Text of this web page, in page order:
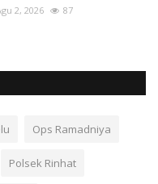
2, 2026 87
Ops Ramadniya
Polsek Rinhat